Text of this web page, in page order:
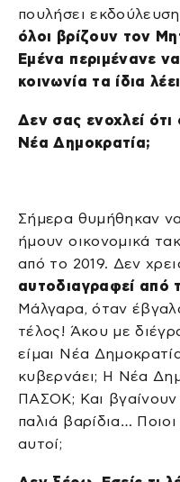
πουλήσει
όλοι βρίζουν τον
Εμένα περιμένανε
κοινωνία τα ίδια
Δεν σας ενοχλεί
Νέα Δημοκρατία;
Σήμερα θυμήθηκαν
ήμουν οικονομικά
από το 2019. Δεν
αυτοδιαγραφεί από
Μάλγαρα, όταν
τέλος! Άκου με
είμαι Νέα
κυβερνάει; Η Νέα
ΠΑΣΟΚ; Και
παλιά βαρίδια… Ποιοι
αυτοί;